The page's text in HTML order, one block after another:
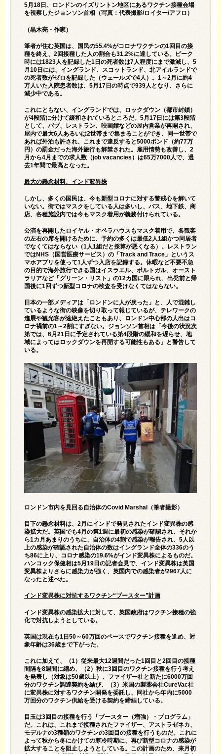
5月18日、ロンドンのイズリントン地区にあるワクチン接種会場
を視察したジョンソン首相（写真：代表撮影/ロイター/アフロ）
（黒木亮・作家）
筆者が住む英国は、国民の55.4%がコロナワクチンの1回目の接
種を終え、2回接種した人の割合も31.2%に達している。ピーク
時には1823人を記録した1日の死者数は7人程度にまで激減し、5
月10日には、イングランド、スコットランド、北アイルランドで
の死者数がゼロを記録した（ウェールズで4人）。1～2月に約4
万人いた入院患者数は、5月17日の時点で939人となり、さらに
減少中である。
これにともない、イングランドでは、ロックダウン（都市封鎖）
が4段階に分けて緩和されているところだ。5月17日には第3段階
として、パブ、レストラン、映画館などの屋内営業が再開され、
屋内で最大6人あるいは2世帯まで集まることができ、同一世帯で
あれば外泊も許され、これまで違反すると5000ポンド（約77万
円）の罰金だった海外旅行も解禁された。雇用情勢も改善し、2
月から4月までの求人数（job vacancies）は65万7000人で、過
去1年間で最高となった。
最大の懸念材料、インド変異株
しかし、多くの国民は、今も新型コロナに対する警戒心を解いて
いない。街ではマスクをしている人は多いし、バス、地下鉄、商
店、各種施設内では今もマスク着用が義務付けられている。
公演を再開したロイヤル・オペラハウスもマスク着用で、各観客
の左右の席を開けるために、予約の多くは最低2人1組かつ同居者
でなくてはならない（1人1組だと採算が悪くなる）。レストラン
ではNHS（国営医療サービス）の「Track and Trace」というス
マホアプリを使って1人ずつ入店を記録する。休暇など不要不急
の目的で海外旅行できる国はイスラエル、ポルトガル、オースト
ラリアなど「グリーン・リスト」の12カ国に限られ、出発前と帰
国後に1回ずつ新型コロナの検査を受けなくてはならない。
日本の一部メディアは「ロンドンに人が戻った」と、人で混雑し
ているような街の映像を切り取って報じているが、テレワークの
進展や観光客が途絶えたこともあり、ロンドン中心部の人出はコ
ロナ禍前の1～2割にすぎない。ジョンソン首相は「今後の状況次
第では、6月21日に予定されている第4段階の緩和を遅らせ、地
域によってはロックダウンを再開する可能性もある」と警告して
いる。
ロンドン市内を見回る自治体のCovid Marshal（筆者撮影）
目下の懸念材料は、2月にインドで発見されたインド変異株の感
染拡大だ。英国でも4月の第1週に最初の感染が確認され、それか
ら1カ月あまりのうちに、自治体の4割で感染が報告され、5人以
上の感染が確認された自治体の数はイングランド全体の336のう
ち86に上り、コロナ感染の19.6%がインド変異株によるものだ。
ハンコック保健相は5月19日の記者会見で、インド変異株は英国
変異株よりさらに感染力が強く、英国内での感染者が2967人に
なったと述べた。
インド変異株に対抗するワクチン“ブースター”計画
インド変異株の感染拡大に対して、英国政府はワクチン接種の強
化で対抗しようとしている。
英国は現在も1日50～60万回のペースでワクチン接種を進め、対
象年齢は36歳まで下がった。
これに加えて、（1）従来最大12週間だった1回目と2回目の接種
間隔を8週間に縮め、（2）秋に3回目のワクチン接種を行う考え
を発表し（対象は50歳以上）、ファイザー社と新たに6000万回
分のワクチン調達契約を結び、（3）米国の製薬会社CureVac社
に変異株に対するワクチン開発を委託し、同社から年内に5000
万回分のワクチン供給を受ける契約を締結している。
目玉は3回目の接種を行う「ブースター（増強）・プログラム」
だ。これは、これまで接種されたファイザー、アストラゼネカ、
モデルナの3種類のワクチンの3回目の接種を行うものだ。これに
よって秋から冬にかけての寒冷時期に、再び新型コロナの感染が
拡大することを阻止しようとしている。この計画のため、来月初